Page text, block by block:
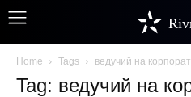
Home Tags ведучий на
Tag: ведучий на